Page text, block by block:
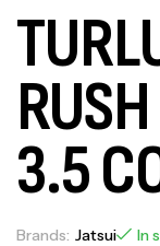
3.5
Brands: Jatsui In